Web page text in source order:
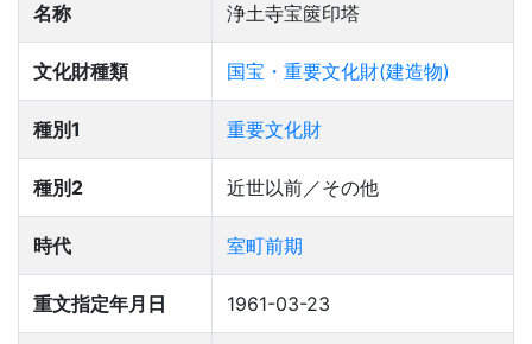
名称 浄土寺宝篋印塔
文化財種類 国宝・重要文化財(建造物)
種別1 重要文化財
種別2 近世以前／その他
時代 室町前期
重文指定年月日 1961-03-23